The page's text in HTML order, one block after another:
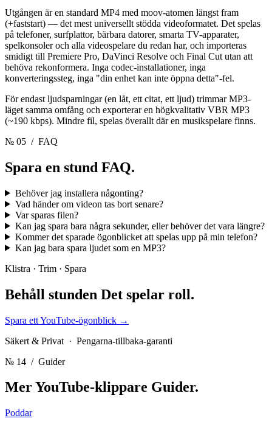
Utgången är en standard MP4 med moov-atomen längst fram
(+faststart) — det mest universellt stödda videoformatet. Det spelas
på telefoner, surfplattor, bärbara datorer, smarta TV-apparater,
spelkonsoler och alla videospelare du redan har, och importeras
smidigt till Premiere Pro, DaVinci Resolve och Final Cut utan att
behöva rekonformera. Inga codec-installationer, inga
konverteringssteg, inga "din enhet kan inte öppna detta"-fel.
För endast ljudsparningar (en låt, ett citat, ett ljud) trimmar MP3-
läget samma omfång och exporterar en högkvalitativ VBR MP3
(~190 kbps). Mindre fil, spelas överallt där en musikspelare finns.
№ 05 / FAQ
Spara en stund FAQ.
Behöver jag installera någonting?
Vad händer om videon tas bort senare?
Var sparas filen?
Kan jag spara bara några sekunder, eller behöver det vara längre?
Kommer det sparade ögonblicket att spelas upp på min telefon?
Kan jag bara spara ljudet som en MP3?
Klistra · Trim · Spara
Behåll stunden Det spelar roll.
Spara ett YouTube-ögonblick →
Säkert & Privat · Pengarna-tillbaka-garanti
№ 14 / Guider
Mer YouTube-klippare Guider.
Poddar